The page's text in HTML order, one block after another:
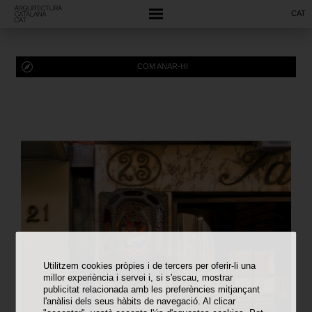
Utilitzem cookies pròpies i de tercers per oferir-li una
millor experiència i servei i, si s'escau, mostrar
publicitat relacionada amb les preferències mitjançant
l'anàlisi dels seus hàbits de navegació. Al clicar
CAT
COM ANAR-HI